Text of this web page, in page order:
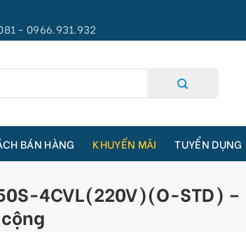
- 0966.931.932
BÁN HÀNG KHUYẾN MÃI TUYỂN DỤNG
4CVL(220V)(O-STD) –